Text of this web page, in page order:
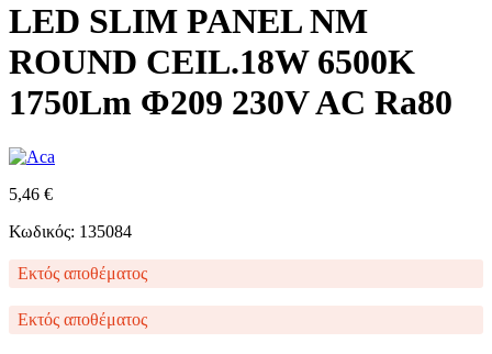
LED SLIM PANEL NM
ROUND CEIL.18W 6500K
1750Lm Φ209 230V AC Ra80
5,46 €
Κωδικός: 135084
Εκτός αποθέματος
Εκτός αποθέματος